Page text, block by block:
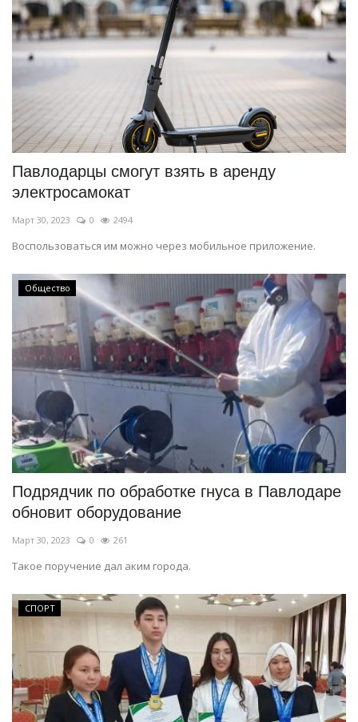
Павлодарцы смогут взять в аренду
электросамокат
Март 30, 2023 0 2494
Воспользоваться им можно через мобильное приложение.
Общество
Подрядчик по обработке гнуса в Павлодаре
обновит оборудование
Март 30, 2023 0 261
Такое поручение дал аким города.
СПОРТ